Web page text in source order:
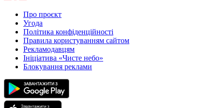
Про проєкт
Угода
Політика конфіденційності
Правила користуванням сайтом
Рекламодавцям
Ініціатива «Чисте небо»
Блокування реклами